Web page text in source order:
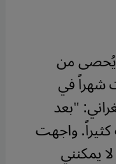
يُحصى من
شهراً في
أهانغراني: "بعد
واجهت
يمكنني